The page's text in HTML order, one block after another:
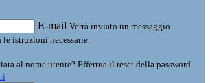
E-mail Verrà inviato un messaggio
istruzioni necessarie.
al nome utente? Effettua il reset della password